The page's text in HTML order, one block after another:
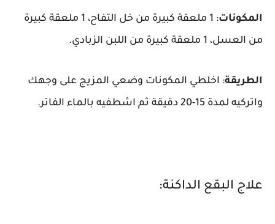
المكونات
: 1 ملعقة كبيرة من خل التفاح، 1 ملعقة كبيرة
من العسل، 1 ملعقة كبيرة من اللبن الزبادي.
الطريقة: اخلطي المكونات وضعي المزيج على وجهك
واتركيه لمدة 15-20 دقيقة ثم اشطفيه بالماء الفاتر.
علاج البقع الداكنة: